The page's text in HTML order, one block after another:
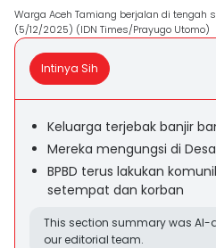
Warga Aceh Tamiang berjalan di
(5/12/2025) (IDN Times/Prayugo Utomo)
Intinya Sih
Keluarga terjebak banjir
Mereka mengungsi di
BPBD terus lakukan
setempat dan korban
This section summary was
our editorial team.